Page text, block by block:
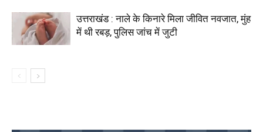
उत्तराखंड : नाले के किनारे मिला जीवित नवजात, मुंह
में थी रबड़, पुलिस जांच में जुटी